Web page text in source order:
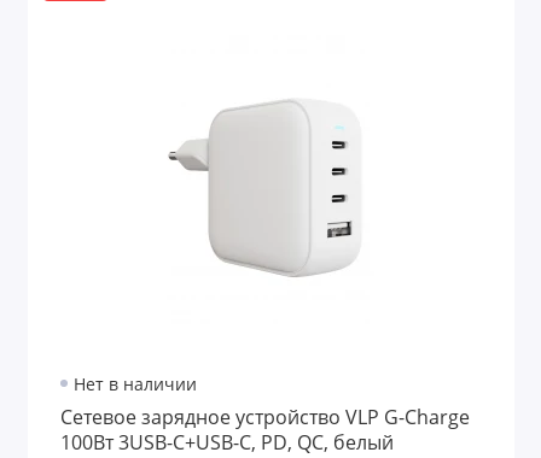
Нет в наличии
Сетевое зарядное устройство VLP G-Charge
100Вт 3USB-C+USB-C, PD, QC, белый